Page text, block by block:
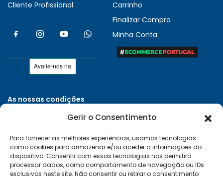
Gerir o Consentimento
Para fornecer as melhores experiências, usamos tecnologias
como cookies para armazenar e/ou aceder a informações do
dispositivo. Consentir com essas tecnologias nos permitirá
processar dados, como comportamento de navegação ou IDs
exclusivos neste site. Não consentir ou retirar o consentimento
Cliente Profissional
Carrinho
Finalizar Compra
Minha Conta
As nossas condições
Políticas de Privacidade
Entregas e Devoluções
Livro de Reclamações
RAL e RLL